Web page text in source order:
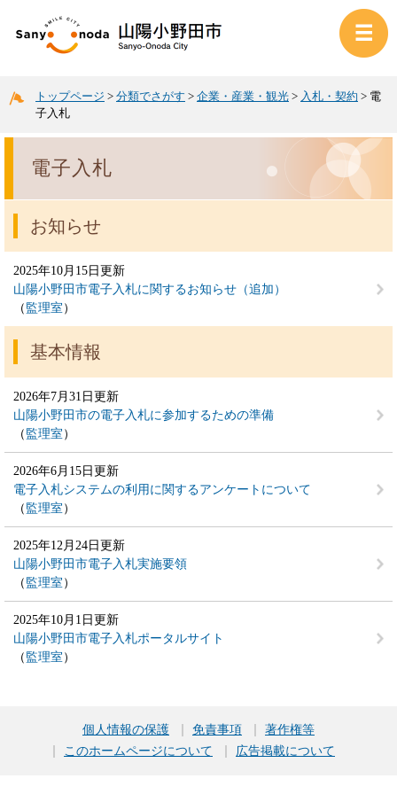
トップページ > 分類でさがす > 企業・産業・観光 > 入札・契約 > 電
子入札
電子入札
お知らせ
2025年10月15日更新
山陽小野田市電子入札に関するお知らせ（追加）
監理室
基本情報
2026年7月31日更新
山陽小野田市の電子入札に参加するための準備
監理室
2026年6月15日更新
電子入札システムの利用に関するアンケートについて
監理室
2025年12月24日更新
山陽小野田市電子入札実施要領
監理室
2025年10月1日更新
山陽小野田市電子入札ポータルサイト
監理室
個人情報の保護 免責事項
著作権等
このホームページについて
広告掲載について